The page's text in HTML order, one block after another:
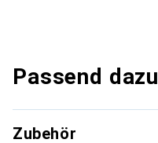
Passend dazu
Zubehör